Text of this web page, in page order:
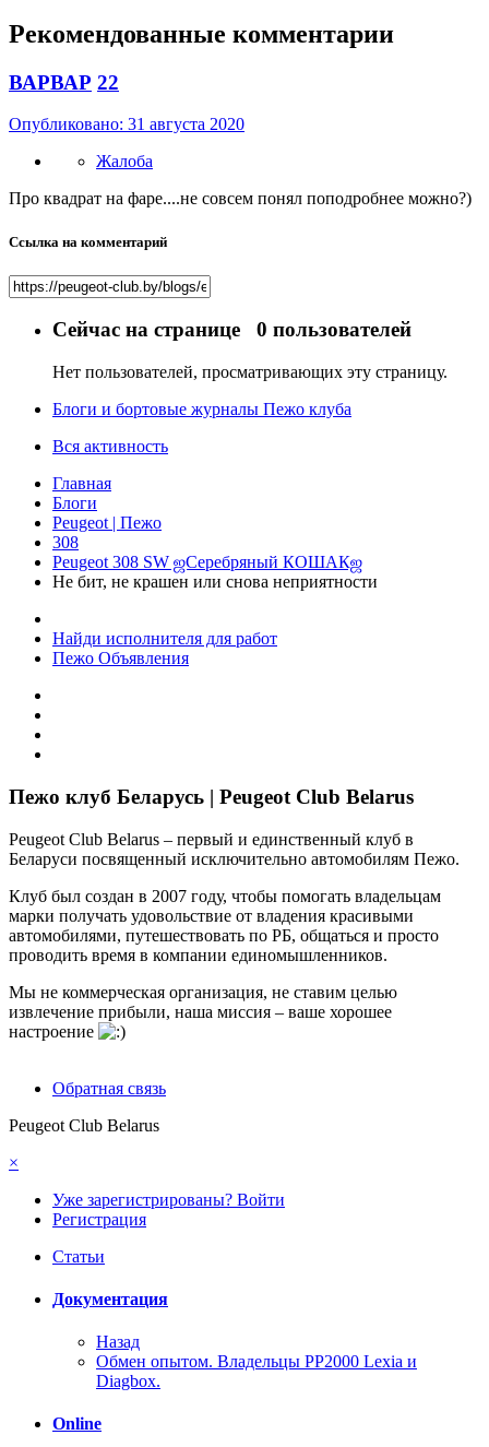
Рекомендованные комментарии
ВАРВАР 22
Опубликовано: 31 августа 2020
Жалоба
Про квадрат на фаре....не совсем понял поподробнее можно?)
Ссылка на комментарий
Сейчас на странице 0 пользователей
Нет пользователей, просматривающих эту страницу.
Блоги и бортовые журналы Пежо клуба
Вся активность
Главная
Блоги
Peugeot | Пежо
308
Peugeot 308 SW ஜСеребряный КОШАКஜ
Не бит, не крашен или снова неприятности
Найди исполнителя для работ
Пежо Объявления
Пежо клуб Беларусь | Peugeot Club Belarus
Peugeot Club Belarus – первый и единственный клуб в
Беларуси посвященный исключительно автомобилям Пежо.
Клуб был создан в 2007 году, чтобы помогать владельцам
марки получать удовольствие от владения красивыми
автомобилями, путешествовать по РБ, общаться и просто
проводить время в компании единомышленников.
Мы не коммерческая организация, не ставим целью
извлечение прибыли, наша миссия – ваше хорошее
настроение
Обратная связь
Peugeot Club Belarus
×
Уже зарегистрированы? Войти
Регистрация
Статьи
Документация
Назад
Обмен опытом. Владельцы PP2000 Lexia и
Diagbox.
Online